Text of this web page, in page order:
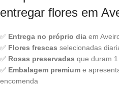
entregar flores em
✅ Entrega no próprio dia em
✅ Flores frescas selecionadas
✅ Rosas preservadas que duram
✅ Embalagem premium e
encomenda